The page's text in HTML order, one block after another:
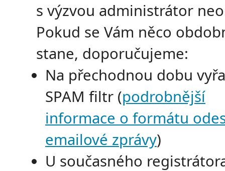
s výzvou administrátor
Pokud se Vám něco
stane, doporučujeme:
Na přechodnou dobu
SPAM filtr (podrobnější
informace o formátu
emailové zprávy)
U současného